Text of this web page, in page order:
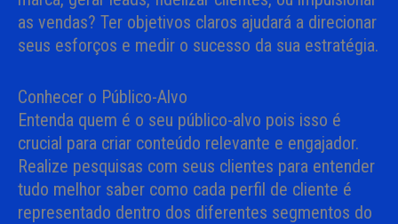
as vendas? Ter objetivos claros ajudará a direcionar
seus esforços e medir o sucesso da sua estratégia.
Conhecer o Público-Alvo
Entenda quem é o seu público-alvo pois isso é
crucial para criar conteúdo relevante e engajador.
Realize pesquisas com seus clientes para entender
tudo melhor saber como cada perfil de cliente é
representado dentro dos diferentes segmentos do